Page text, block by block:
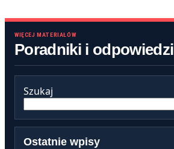
WIĘCEJ MATERIAŁÓW
Poradniki i odpowiedzi
Szukaj
Ostatnie wpisy